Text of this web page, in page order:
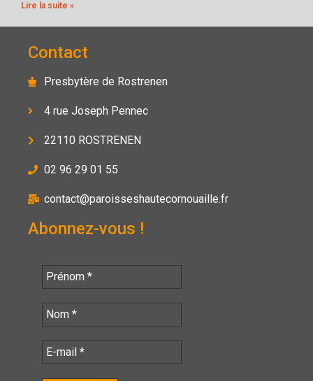
Lire la suite »
Contact
Presbytère de Rostrenen
4 rue Joseph Pennec
22110 ROSTRENEN
02 96 29 01 55
contact@paroisseshautecornouaille.fr
Abonnez-vous !